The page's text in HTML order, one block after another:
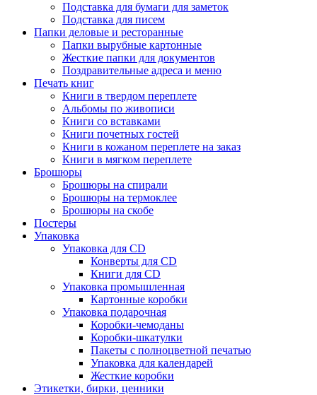
Подставка для бумаги для заметок
Подставка для писем
Папки деловые и ресторанные
Папки вырубные картонные
Жесткие папки для документов
Поздравительные адреса и меню
Печать книг
Книги в твердом переплете
Альбомы по живописи
Книги со вставками
Книги почетных гостей
Книги в кожаном переплете на заказ
Книги в мягком переплете
Брошюры
Брошюры на спирали
Брошюры на термоклее
Брошюры на скобе
Постеры
Упаковка
Упаковка для CD
Конверты для CD
Книги для CD
Упаковка промышленная
Картонные коробки
Упаковка подарочная
Коробки-чемоданы
Коробки-шкатулки
Пакеты с полноцветной печатью
Упаковка для календарей
Жесткие коробки
Этикетки, бирки, ценники